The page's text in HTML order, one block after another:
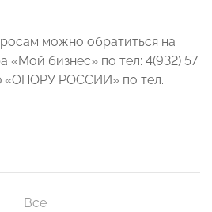
можно обратиться на
«Мой бизнес» по тел: 4(932) 57
«ОПОРУ РОССИИ» по тел.
Все